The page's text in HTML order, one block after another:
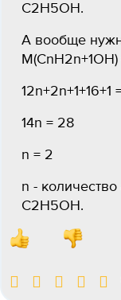
С2Н5ОН.
А вообще
12n+2n+1+16+1
14n = 28
n = 2
n -
С2Н5ОН.